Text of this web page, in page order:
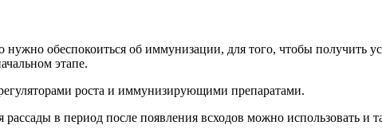
нужно обеспокоиться об иммунизации, для того, чтобы
этапе.
регуляторами роста и иммунизирующими препаратами.
рассады в период после появления всходов можно использовать